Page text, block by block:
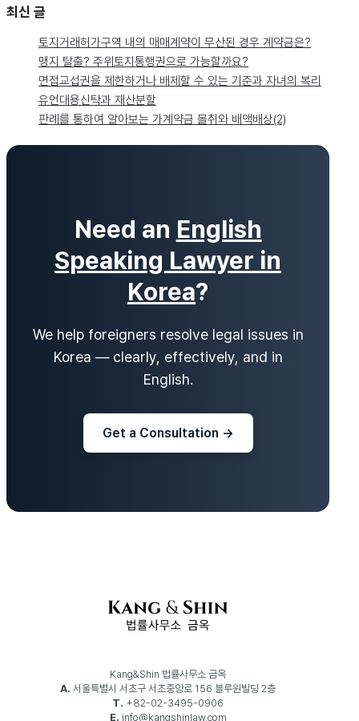
최신 글
토지거래허가구역 내의 매매계약이 무산된 경우 계약금은?
맹지 탈출? 주위토지통행권으로 가능할까요?
면접교섭권을 제한하거나 배제할 수 있는 기준과 자녀의 복리
유언대용신탁과 재산분할
판례를 통하여 알아보는 가계약금 몰취와 배액배상(2)
Need an English
Speaking Lawyer in
Korea?
We help foreigners resolve legal issues in
Korea — clearly, effectively, and in
English.
Get a Consultation →
Kang&Shin 법률사무소 금옥
A. 서울특별시 서초구 서초중앙로 156 블루원빌딩 2층
T. +82-02-3495-0906
E. info@kangshinlaw.com